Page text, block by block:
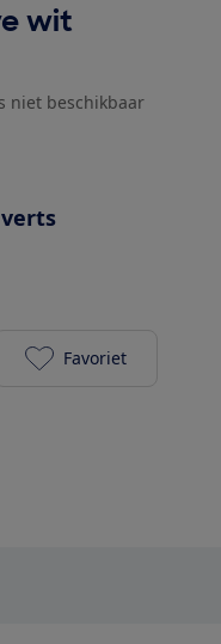
wit
niet beschikbaar
Miele G 4310
Favoriet